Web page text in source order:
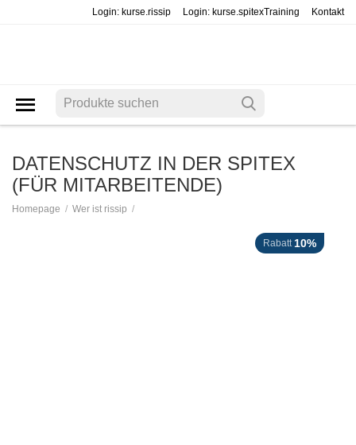
Login: kurse.rissip Login: kurse.spitexTraining Kontakt
DATENSCHUTZ IN DER SPITEX
(FÜR MITARBEITENDE)
Homepage / Wer ist rissip /
Rabatt 10%